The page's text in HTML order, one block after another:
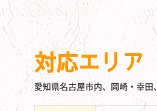
対応エリア
愛知県名古屋市内、岡崎・幸